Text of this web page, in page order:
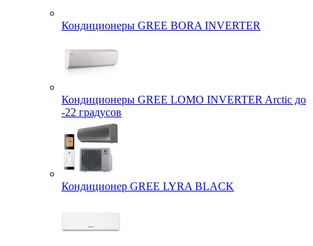
Кондиционеры GREE BORA INVERTER
Кондиционеры GREE LOMO INVERTER Arctic до
-22 градусов
Кондиционер GREE LYRA BLACK